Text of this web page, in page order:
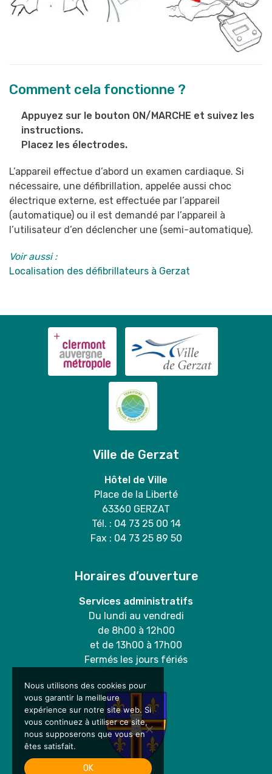
Comment cela fonctionne ?
Appuyez sur le bouton ON/MARCHE et suivez les
instructions.
Placez les électrodes.
L’appareil effectue d’abord un examen cardiaque. Si
nécessaire, une défibrillation, appelée aussi choc
électrique externe, est effectuée par l’appareil
(automatique) ou il est demandé par l’appareil à
l’utilisateur d’en déclencher une (semi-automatique).
Voir aussi :
Localisation des défibrillateurs à Gerzat
Ville de Gerzat
Hôtel de Ville
Place de la Liberté
63360 GERZAT
Tél. : 04 73 25 00 14
Fax : 04 73 25 89 50
Horaires d’ouverture
Services administratifs
Du lundi au vendredi
de 8h00 à 12h00
et de 13h00 à 17h00
Fermés les jours fériés
Nous utilisons des cookies pour
vous garantir la meilleure
expérience sur notre site web. Si
vous continuez à utiliser ce site,
nous supposerons que vous en
êtes satisfait.
OK